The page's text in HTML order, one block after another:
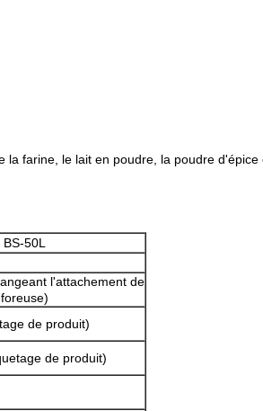
farine, le lait en poudre, la poudre d'épice
BS-50L
l'attachement de
foreuse)
de produit)
de produit)